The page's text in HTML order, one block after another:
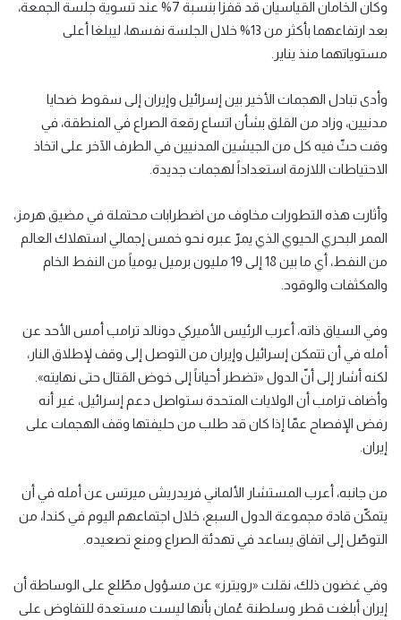
وكان الخامان القياسيان قد قفزا بنسبة 7% عند تسوية جلسة الجمعة،
بعد ارتفاعهما بأكثر من 13% خلال الجلسة نفسها، ليبلغا أعلى
مستوياتهما منذ يناير.
وأدى تبادل الهجمات الأخير بين إسرائيل وإيران إلى سقوط ضحايا
مدنيين، وزاد من القلق بشأن اتساع رقعة الصراع في المنطقة، في
وقت حثّ فيه كل من الجيشين المدنيين في الطرف الآخر على اتخاذ
الاحتياطات اللازمة استعداداً لهجمات جديدة.
وأثارت هذه التطورات مخاوف من اضطرابات محتملة في مضيق هرمز،
الممر البحري الحيوي الذي يمرّ عبره نحو خمس إجمالي استهلاك العالم
من النفط، أي ما بين 18 إلى 19 مليون برميل يومياً من النفط الخام
والمكثفات والوقود.
وفي السياق ذاته، أعرب الرئيس الأميركي دونالد ترامب أمس الأحد عن
أمله في أن تتمكن إسرائيل وإيران من التوصل إلى وقف لإطلاق النار،
لكنه أشار إلى أنّ الدول «تضطر أحياناً إلى خوض القتال حتى نهايته».
وأضاف ترامب أن الولايات المتحدة ستواصل دعم إسرائيل، غير أنه
رفض الإفصاح عمّا إذا كان قد طلب من حليفتها وقف الهجمات على
إيران.
من جانبه، أعرب المستشار الألماني فريدريش ميرتس عن أمله في أن
يتمكّن قادة مجموعة الدول السبع، خلال اجتماعهم اليوم في كندا، من
التوصّل إلى اتفاق يساعد في تهدئة الصراع ومنع تصعيده.
وفي غضون ذلك، نقلت «رويترز» عن مسؤول مطّلع على الوساطة أن
إيران أبلغت قطر وسلطنة عُمان بأنها ليست مستعدة للتفاوض على